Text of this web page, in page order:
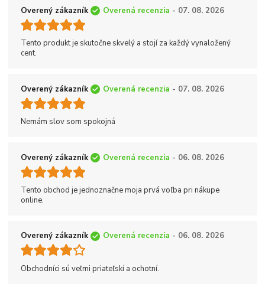
Overený zákazník Overená recenzia - 07. 08. 2026
Tento produkt je skutočne skvelý a stojí za každý vynaložený
cent.
Overený zákazník Overená recenzia - 07. 08. 2026
Nemám slov som spokojná
Overený zákazník Overená recenzia - 06. 08. 2026
Tento obchod je jednoznačne moja prvá voľba pri nákupe
online.
Overený zákazník Overená recenzia - 06. 08. 2026
Obchodníci sú veľmi priateľskí a ochotní.